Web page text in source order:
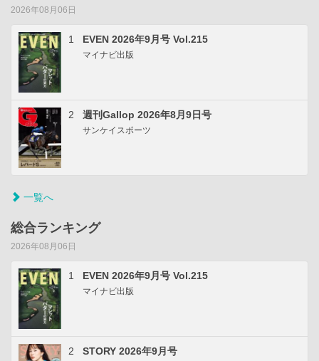
2026年08月06日
1 EVEN 2026年9月号 Vol.215
マイナビ出版
2 週刊Gallop 2026年8月9日号
サンケイスポーツ
一覧へ
総合ランキング
2026年08月06日
1 EVEN 2026年9月号 Vol.215
マイナビ出版
2 STORY 2026年9月号